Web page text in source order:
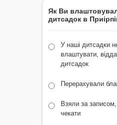
Як Ви
дитсадок в
У наші дитсадки
влаштувати,
дитсадок
Перерахували
Взяли за
чекати